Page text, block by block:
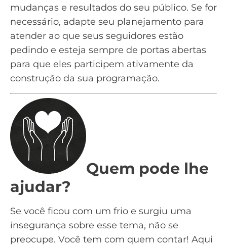
mudanças e resultados do seu público. Se for
necessário, adapte seu planejamento para
atender ao que seus seguidores estão
pedindo e esteja sempre de portas abertas
para que eles participem ativamente da
construção da sua programação.
Quem pode lhe
ajudar?
Se você ficou com um frio e surgiu uma
insegurança sobre esse tema, não se
preocupe. Você tem com quem contar! Aqui